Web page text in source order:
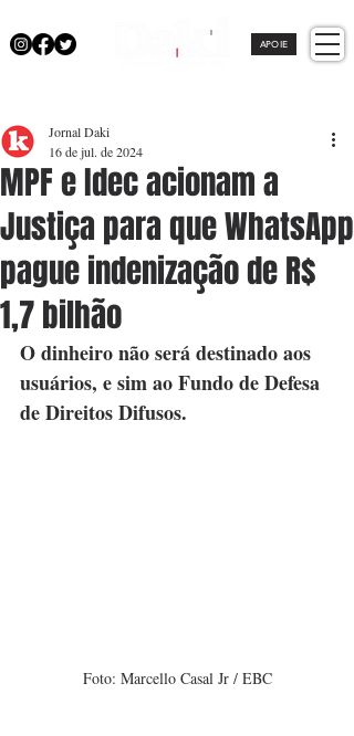
APOIE
MPF e Idec acionam a
Justiça para que WhatsApp
pague indenização de R$
1,7 bilhão
Jornal Daki
16 de jul. de 2024
O dinheiro não será destinado aos
usuários, e sim ao Fundo de Defesa
de Direitos Difusos.
Foto: Marcello Casal Jr / EBC